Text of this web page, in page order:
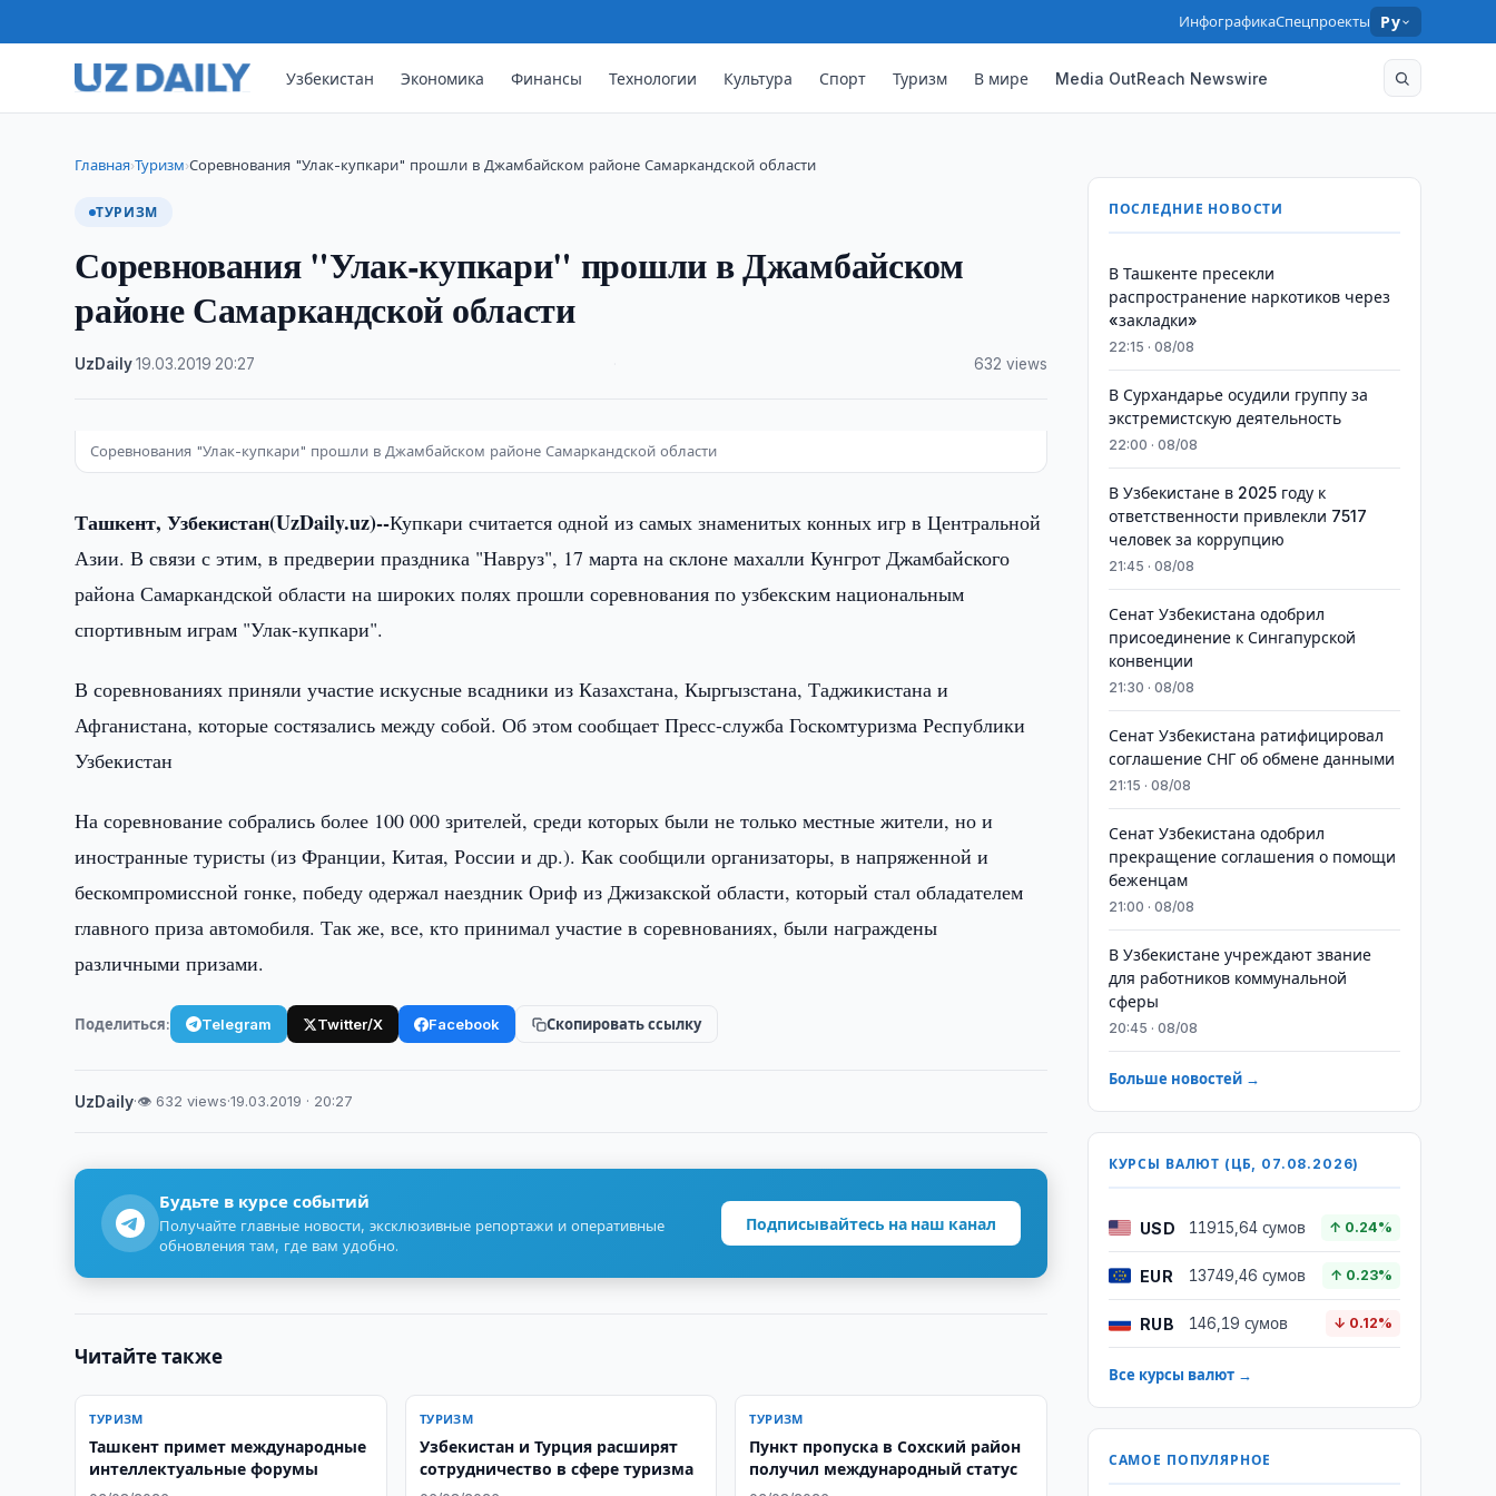
ИнфографикаСпецпроекты Ру
Узбекистан Экономика Финансы Технологии Культура Спорт Туризм В мире Media OutReach Newswire
Главная›Туризм›Соревнования "Улак-купкари" прошли в Джамбайском районе Самаркандской области
ТУРИЗМ
Соревнования "Улак-купкари" прошли в Джамбайском
районе Самаркандской области
UzDaily·19.03.2019 20:27 632 views
Соревнования "Улак-купкари" прошли в Джамбайском районе Самаркандской области
Ташкент, Узбекистан(UzDaily.uz)--Купкари считается одной из самых знаменитых конных игр в Центральной
Азии. В связи с этим, в предверии праздника "Навруз", 17 марта на склоне махалли Кунгрот Джамбайского
района Самаркандской области на широких полях прошли соревнования по узбекским национальным
спортивным играм "Улак-купкари".
В соревнованиях приняли участие искусные всадники из Казахстана, Кыргызстана, Таджикистана и
Афганистана, которые состязались между собой. Об этом сообщает Пресс-служба Госкомтуризма Республики
Узбекистан
На соревнование собрались более 100 000 зрителей, среди которых были не только местные жители, но и
иностранные туристы (из Франции, Китая, России и др.). Как сообщили организаторы, в напряженной и
бескомпромиссной гонке, победу одержал наездник Ориф из Джизакской области, который стал обладателем
главного приза автомобиля. Так же, все, кто принимал участие в соревнованиях, были награждены
различными призами.
Поделиться: Telegram Twitter/X Facebook Скопировать ссылку
UzDaily·👁 632 views·19.03.2019 · 20:27
Будьте в курсе событий
Получайте главные новости, эксклюзивные репортажи и оперативные
обновления там, где вам удобно.
Подписывайтесь на наш канал
Читайте также
ТУРИЗМ
Ташкент примет международные
интеллектуальные форумы
ТУРИЗМ
Узбекистан и Турция расширят
сотрудничество в сфере туризма
ТУРИЗМ
Пункт пропуска в Сохский район
получил международный статус
ПОСЛЕДНИЕ НОВОСТИ
В Ташкенте пресекли
распространение наркотиков через
«закладки»
22:15 · 08/08
В Сурхандарье осудили группу за
экстремистскую деятельность
22:00 · 08/08
В Узбекистане в 2025 году к
ответственности привлекли 7517
человек за коррупцию
21:45 · 08/08
Сенат Узбекистана одобрил
присоединение к Сингапурской
конвенции
21:30 · 08/08
Сенат Узбекистана ратифицировал
соглашение СНГ об обмене данными
21:15 · 08/08
Сенат Узбекистана одобрил
прекращение соглашения о помощи
беженцам
21:00 · 08/08
В Узбекистане учреждают звание
для работников коммунальной
сферы
20:45 · 08/08
Больше новостей →
КУРСЫ ВАЛЮТ (ЦБ, 07.08.2026)
USD 11915,64 сумов ↑ 0.24%
EUR 13749,46 сумов ↑ 0.23%
RUB 146,19 сумов ↓ 0.12%
Все курсы валют →
САМОЕ ПОПУЛЯРНОЕ